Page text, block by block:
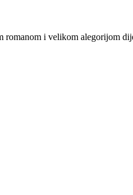
romanom i velikom alegorijom